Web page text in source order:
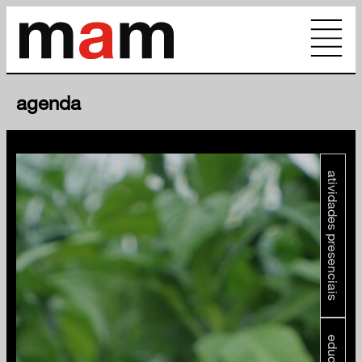
agenda
atividades presenciais